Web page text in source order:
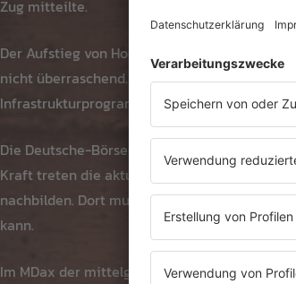
Zug mitteilte.
Der Aufstieg von Hochtief kommt nach
nicht überraschend. Das Unternehmen
Infrastrukturprogrammen sowie steigenden
Die Deutsche-Börse-Tochter ISS Stoxx
Kraft treten die aktuellen Änderungen am
nachbilden. Dort muss dann entsprechend
kann.
Im MDax der mittelgroßen Werte werden